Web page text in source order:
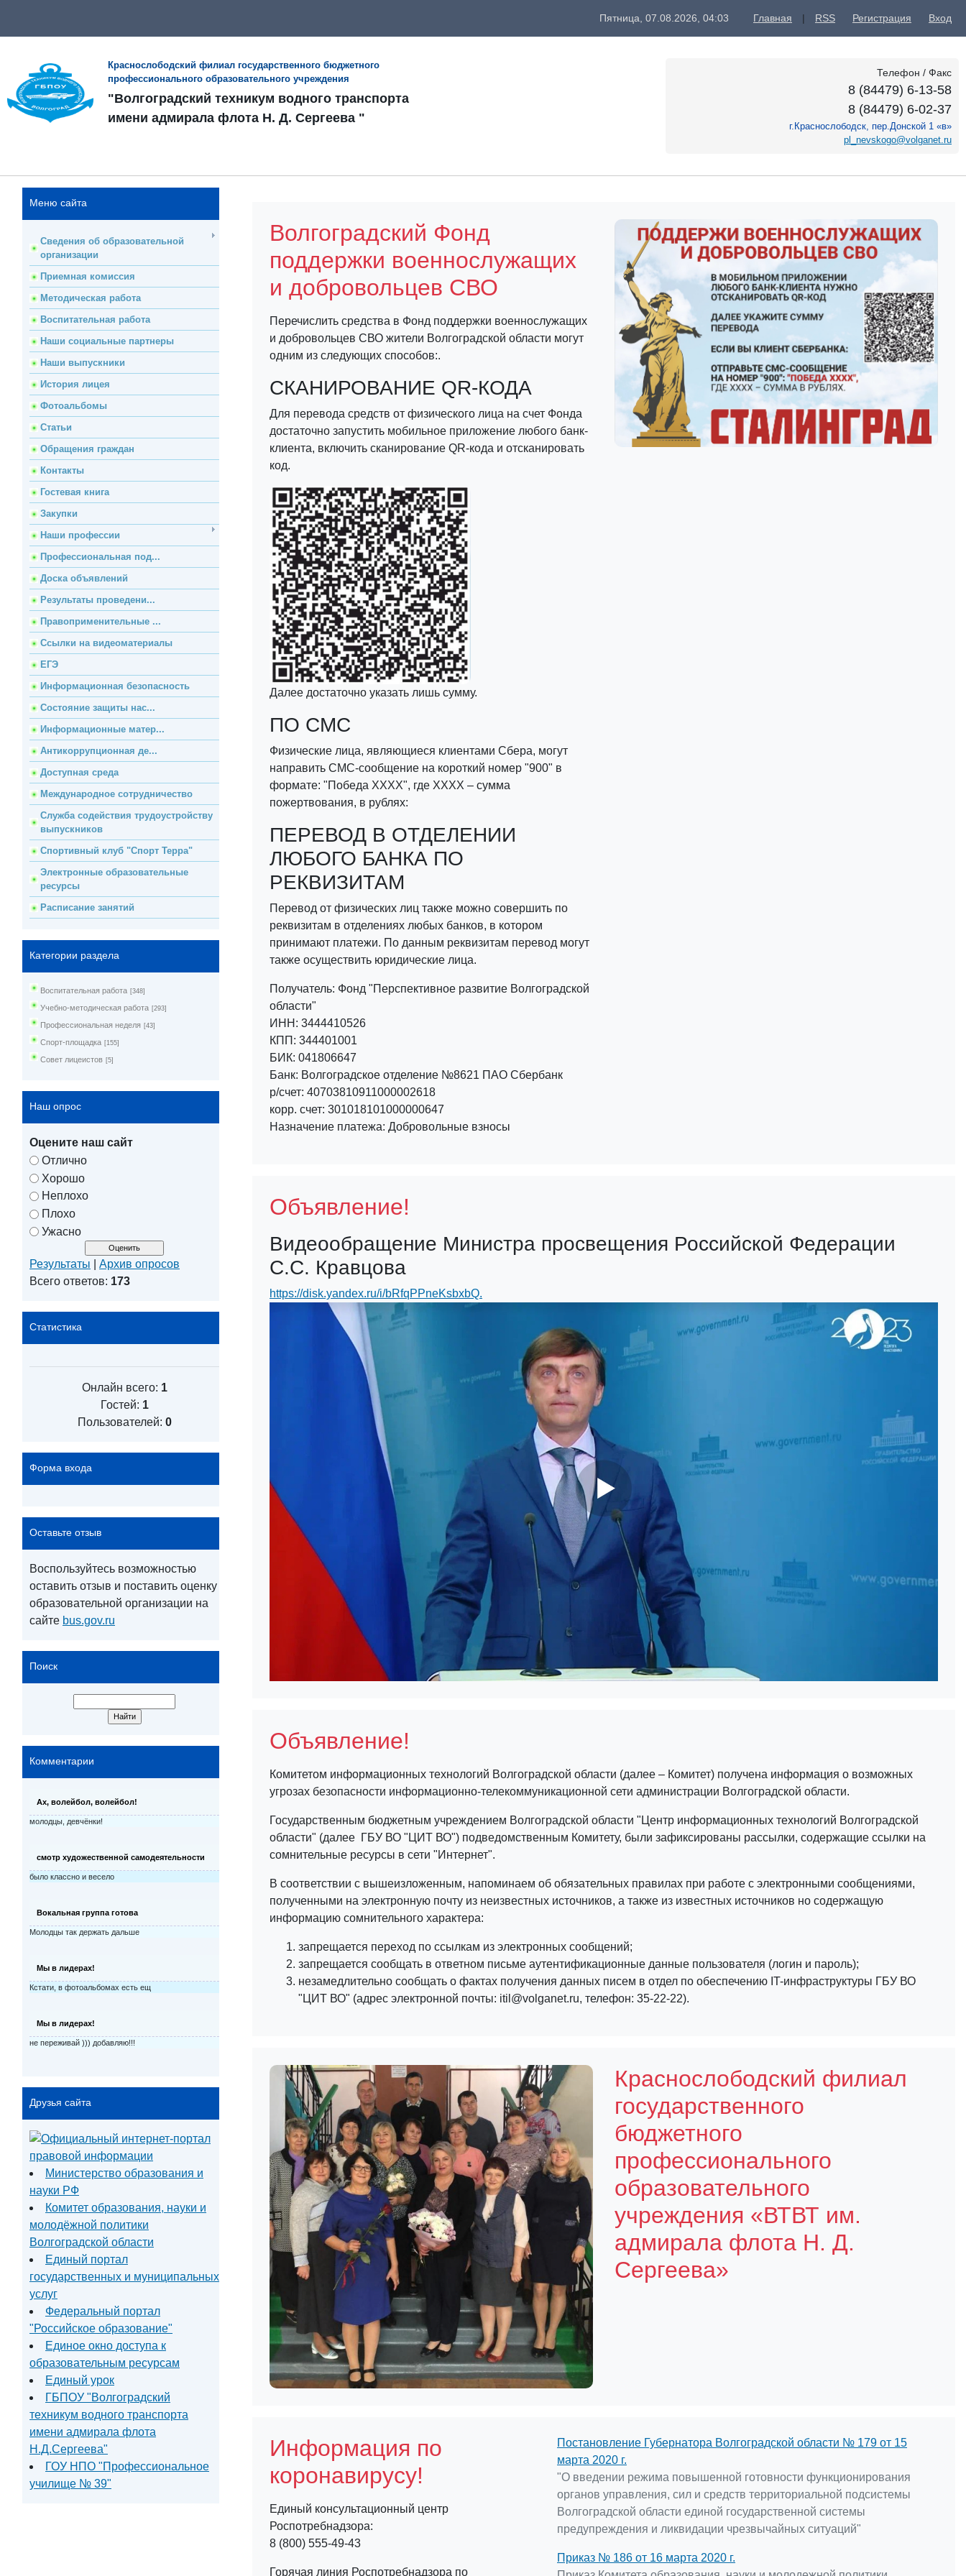
Пятница, 07.08.2026, 04:03 Главная | RSS Регистрация Вход
Краснослободский филиал государственного бюджетного
профессионального образовательного учреждения
"Волгоградский техникум водного транспорта
имени адмирала флота Н. Д. Сергеева "
Телефон / Факс
8 (84479) 6-13-58
8 (84479) 6-02-37
г.Краснослободск, пер.Донской 1 «в»
pl_nevskogo@volganet.ru
Меню сайта
Сведения об образовательной
организации
Приемная комиссия
Методическая работа
Воспитательная работа
Наши социальные партнеры
Наши выпускники
История лицея
Фотоальбомы
Статьи
Обращения граждан
Контакты
Гостевая книга
Закупки
Наши профессии
Профессиональная под...
Доска объявлений
Результаты проведени...
Правоприменительные ...
Ссылки на видеоматериалы
ЕГЭ
Информационная безопасность
Состояние защиты нас...
Информационные матер...
Антикоррупционная де...
Доступная среда
Международное сотрудничество
Служба содействия трудоустройству
выпускников
Спортивный клуб "Спорт Терра"
Электронные образовательные
ресурсы
Расписание занятий
Категории раздела
Воспитательная работа [348]
Учебно-методическая работа [293]
Профессиональная неделя [43]
Спорт-площадка [155]
Совет лицеистов [5]
Наш опрос
Оцените наш сайт
Отлично
Хорошо
Неплохо
Плохо
Ужасно
Результаты
Архив опросов
Всего ответов: 173
Статистика
Онлайн всего: 1
Гостей: 1
Пользователей: 0
Форма входа
Оставьте отзыв
Воспользуйтесь возможностью
оставить отзыв и поставить оценку
образовательной организации на
сайте bus.gov.ru
Поиск
Комментарии
Ах, волейбол, волейбол!
молодцы, девчёнки!
смотр художественной самодеятельности
было классно и весело
Вокальная группа готова
Молодцы так держать дальше
Мы в лидерах!
Кстати, в фотоальбомах есть ещ
Мы в лидерах!
не переживай ))) добавляю!!!
Друзья сайта
Министерство образования и
науки РФ
Комитет образования, науки и
молодёжной политики
Волгоградской области
Единый портал
государственных и муниципальных
услуг
Федеральный портал
"Российское образование"
Единое окно доступа к
образовательным ресурсам
Единый урок
ГБПОУ "Волгоградский
техникум водного транспорта
имени адмирала флота
Н.Д.Сергеева"
ГОУ НПО "Профессиональное
училище № 39"
Волгоградский Фонд
поддержки военнослужащих
и добровольцев СВО
Перечислить средства в Фонд поддержки военнослужащих
и добровольцев СВО жители Волгоградской области могут
одним из следующих способов:.
СКАНИРОВАНИЕ QR-КОДА
Для перевода средств от физического лица на счет Фонда
достаточно запустить мобильное приложение любого банк-
клиента, включить сканирование QR-кода и отсканировать
код.
Далее достаточно указать лишь сумму.
ПО СМС
Физические лица, являющиеся клиентами Сбера, могут
направить СМС-сообщение на короткий номер "900" в
формате: "Победа ХХХХ", где ХХХХ – сумма
пожертвования, в рублях:
ПЕРЕВОД В ОТДЕЛЕНИИ
ЛЮБОГО БАНКА ПО
РЕКВИЗИТАМ
Перевод от физических лиц также можно совершить по
реквизитам в отделениях любых банков, в котором
принимают платежи. По данным реквизитам перевод могут
также осуществить юридические лица.
Получатель: Фонд "Перспективное развитие Волгоградской
области"
ИНН: 3444410526
КПП: 344401001
БИК: 041806647
Банк: Волгоградское отделение №8621 ПАО Сбербанк
р/счет: 40703810911000002618
корр. счет: 301018101000000647
Назначение платежа: Добровольные взносы
Объявление!
Видеообращение Министра просвещения Российской Федерации
С.С. Кравцова
https://disk.yandex.ru/i/bRfqPPneKsbxbQ.
Объявление!
Комитетом информационных технологий Волгоградской области (далее – Комитет) получена информация о возможных
угрозах безопасности информационно-телекоммуникационной сети администрации Волгоградской области.
Государственным бюджетным учреждением Волгоградской области "Центр информационных технологий Волгоградской
области" (далее ­ ГБУ ВО "ЦИТ ВО") подведомственным Комитету, были зафиксированы рассылки, содержащие ссылки на
сомнительные ресурсы в сети "Интернет".
В соответствии с вышеизложенным, напоминаем об обязательных правилах при работе с электронными сообщениями,
полученными на электронную почту из неизвестных источников, а также из известных источников но содержащую
информацию сомнительного характера:
запрещается переход по ссылкам из электронных сообщений;
запрещается сообщать в ответном письме аутентификационные данные пользователя (логин и пароль);
незамедлительно сообщать о фактах получения данных писем в отдел по обеспечению IT-инфраструктуры ГБУ ВО
"ЦИТ ВО" (адрес электронной почты: itil@volganet.ru, телефон: 35-22-22).
Краснослободский филиал
государственного
бюджетного
профессионального
образовательного
учреждения «ВТВТ им.
адмирала флота Н. Д.
Сергеева»
Информация по
коронавирусу!
Единый консультационный центр
Роспотребнадзора:
8 (800) 555-49-43
Горячая линия Роспотребнадзора по
Постановление Губернатора Волгоградской области № 179 от 15
марта 2020 г.
"О введении режима повышенной готовности функционирования
органов управления, сил и средств территориальной подсистемы
Волгоградской области единой государственной системы
предупреждения и ликвидации чрезвычайных ситуаций"
Приказ № 186 от 16 марта 2020 г.